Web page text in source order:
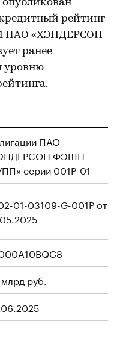
рейтинг
ПАО «ХЭНДЕРСОН
ранее
уровню
ПАО
ФЭШН
серии 001P-01
01-03109-G-001P от
руб.